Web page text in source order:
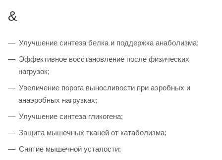
&
Улучшение синтеза белка и поддержка анаболизма;
Эффективное восстановление после физических
нагрузок;
Увеличение порога выносливости при аэробных и
анаэробных нагрузках;
Улучшение синтеза гликогена;
Защита мышечных тканей от катаболизма;
Снятие мышечной усталости;